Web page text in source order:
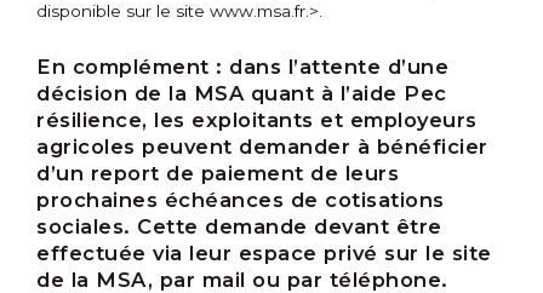
disponible sur le site www.msa.fr.>.
En complément : dans l’attente d’une
décision de la MSA quant à l’aide Pec
résilience, les exploitants et employeurs
agricoles peuvent demander à bénéficier
d’un report de paiement de leurs
prochaines échéances de cotisations
sociales. Cette demande devant être
effectuée via leur espace privé sur le site
de la MSA, par mail ou par téléphone.